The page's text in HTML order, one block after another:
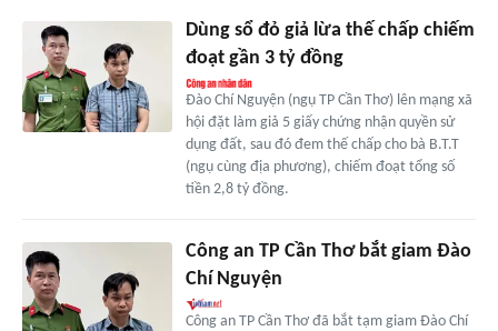
Dùng sổ đỏ giả lừa thế chấp chiếm
đoạt gần 3 tỷ đồng
Đào Chí Nguyện (ngụ TP Cần Thơ) lên mạng xã
hội đặt làm giả 5 giấy chứng nhận quyền sử
dụng đất, sau đó đem thế chấp cho bà B.T.T
(ngụ cùng địa phương), chiếm đoạt tổng số
tiền 2,8 tỷ đồng.
Công an TP Cần Thơ bắt giam Đào
Chí Nguyện
Công an TP Cần Thơ đã bắt tạm giam Đào Chí